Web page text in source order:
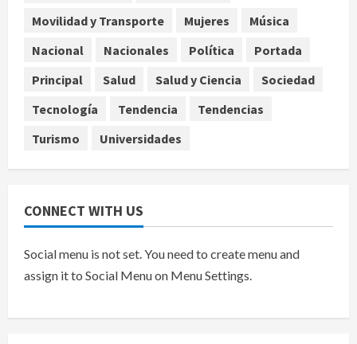
5
gira por América Latina
Movilidad y Transporte Mujeres
Música
Nacional
Nacionales Política
Portada
Principal
Salud Salud y Ciencia
Sociedad
Tecnología
Tendencia
Tendencias
Turismo
Universidades
CONNECT WITH US
Social menu is not set. You need to create menu and
assign it to Social Menu on Menu Settings.